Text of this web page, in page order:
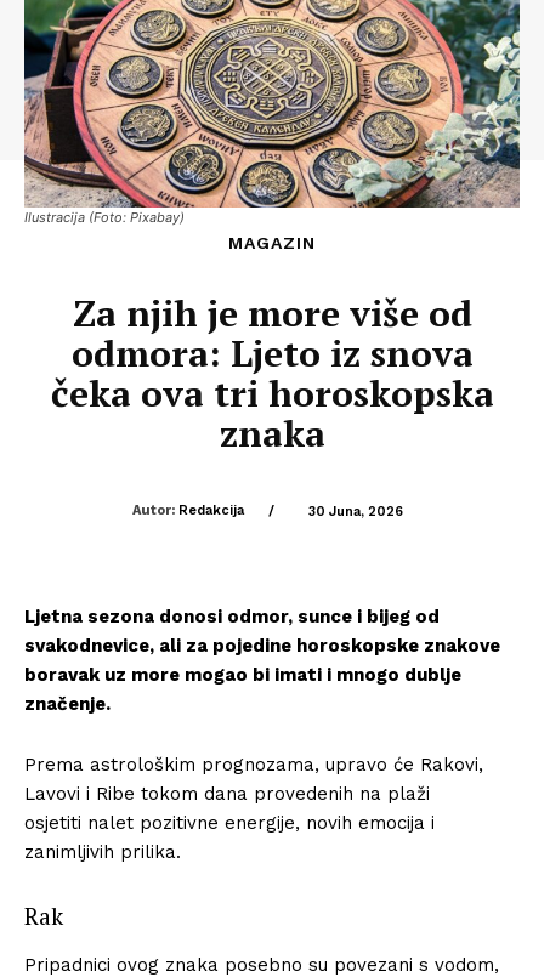
Ilustracija (Foto: Pixabay)
MAGAZIN
Za njih je more više od
odmora: Ljeto iz snova
čeka ova tri horoskopska
znaka
Autor: Redakcija / 30 Juna, 2026
Ljetna sezona donosi odmor, sunce i bijeg od
svakodnevice, ali za pojedine horoskopske znakove
boravak uz more mogao bi imati i mnogo dublje
značenje.
Prema astrološkim prognozama, upravo će Rakovi,
Lavovi i Ribe tokom dana provedenih na plaži
osjetiti nalet pozitivne energije, novih emocija i
zanimljivih prilika.
Rak
Pripadnici ovog znaka posebno su povezani s vodom,